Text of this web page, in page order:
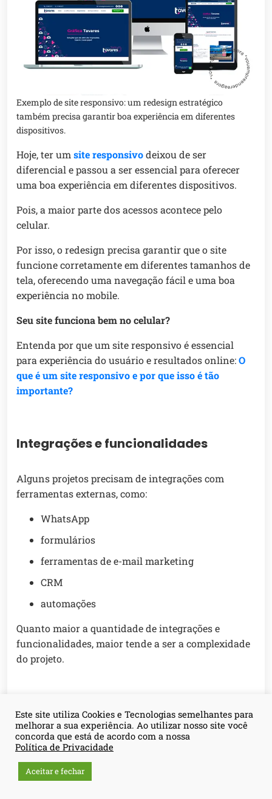
Exemplo de site responsivo: um redesign estratégico
também precisa garantir boa experiência em diferentes
dispositivos.
Hoje, ter um site responsivodeixou de ser
diferencial e passou a ser essencial para oferecer
uma boa experiência em diferentes dispositivos.
Pois, a maior parte dos acessos acontece pelo
celular.
Por isso, o redesign precisa garantir que o site
funcione corretamente em diferentes tamanhos de
tela, oferecendo uma navegação fácil e uma boa
experiência no mobile.
Seu site funciona bem no celular?
Entenda por que um site responsivo é essencial
para experiência do usuário e resultados online:O
que é um site responsivo e por que isso é tão
importante?
Integrações e funcionalidades
Alguns projetos precisam de integrações com
ferramentas externas, como:
WhatsApp
formulários
ferramentas de e-mail marketing
CRM
automações
Quanto maior a quantidade de integrações e
funcionalidades, maior tende a ser a complexidade
do projeto.
Conteúdo e comunicação
estratégica
Em muitos casos, o problema não está apenas no
visual do site.
Este site utiliza Cookies e Tecnologias semelhantes para
melhorar a sua experiência. Ao utilizar nosso site você
concorda que está de acordo com a nossa
Política de Privacidade
Aceitar e fechar